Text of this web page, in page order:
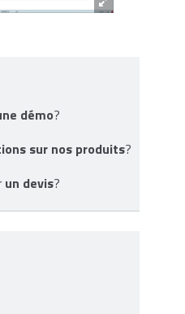
démo?
sur nos produits?
un devis?